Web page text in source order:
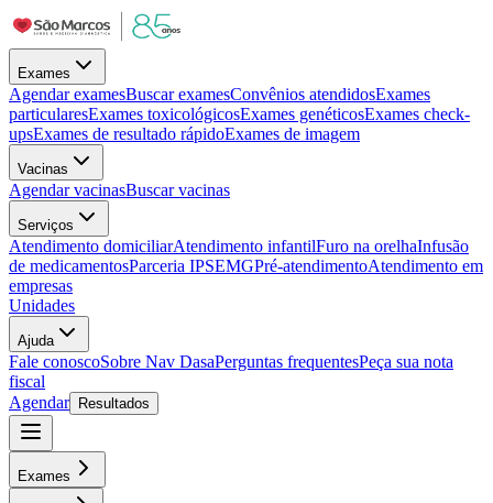
Exames
Agendar examesBuscar examesConvênios atendidosExames
particularesExames toxicológicosExames genéticosExames check-
upsExames de resultado rápidoExames de imagem
Vacinas
Agendar vacinasBuscar vacinas
Serviços
Atendimento domiciliarAtendimento infantilFuro na orelhaInfusão
de medicamentosParceria IPSEMGPré-atendimentoAtendimento em
empresas
Unidades
Ajuda
Fale conoscoSobre Nav DasaPerguntas frequentesPeça sua nota
fiscal
Agendar
Resultados
Exames